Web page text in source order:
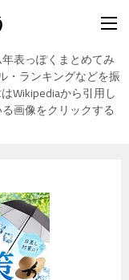
表っぽくまとめてみ
・ランキングなどを振
Wikipediaから引用し
画像をクリックする